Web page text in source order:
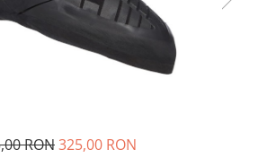
RON325,00 RON